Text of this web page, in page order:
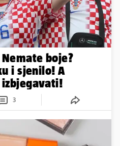
Nemate boje?
i sjenilo! A
3